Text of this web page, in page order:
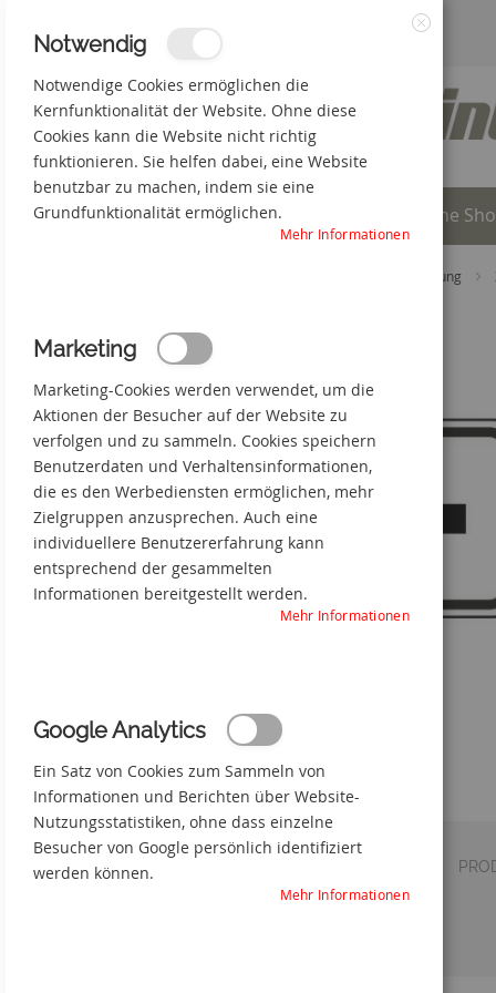
Inhalt
springen
3% Online-Rabatt +49(0) 50 66 98 09-0
Individuelle Produkte Online
Verkehrskennzeichnung
Ende
Bildgalerie
springen
Pfeil nach links / linksweisend
Zum
Anfang
der
Bildgalerie
springen
Notwendig
Notwendige Cookies ermöglichen die
Kernfunktionalität der Website. Ohne diese
Cookies kann die Website nicht richtig
funktionieren. Sie helfen dabei, eine Website
benutzbar zu machen, indem sie eine
Grundfunktionalität ermöglichen.
Mehr Informationen
Marketing
Marketing-Cookies werden verwendet, um die
Aktionen der Besucher auf der Website zu
verfolgen und zu sammeln. Cookies speichern
Benutzerdaten und Verhaltensinformationen,
die es den Werbediensten ermöglichen, mehr
Zielgruppen anzusprechen. Auch eine
individuellere Benutzererfahrung kann
entsprechend der gesammelten
Informationen bereitgestellt werden.
Mehr Informationen
Google Analytics
Ein Satz von Cookies zum Sammeln von
Informationen und Berichten über Website-
Nutzungsstatistiken, ohne dass einzelne
Besucher von Google persönlich identifiziert
werden können.
Mehr Informationen